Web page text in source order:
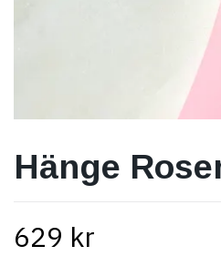
Hänge
629 kr